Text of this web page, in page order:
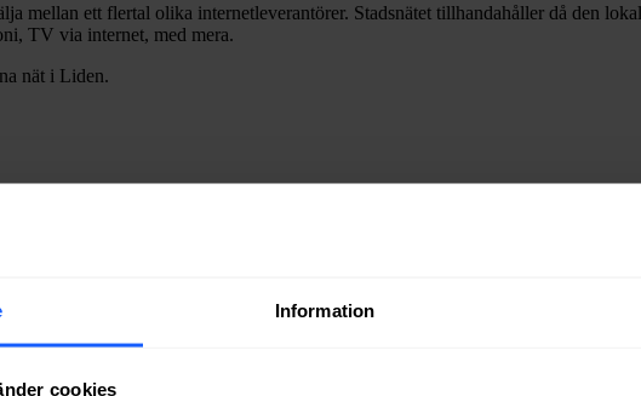
Information
cookies
mellan ett flertal olika internetleverantörer. Stadsnätet tillhandahåller då den
TV via internet, med mera.
nät i Liden.
fiber till en bostad eller lokal i